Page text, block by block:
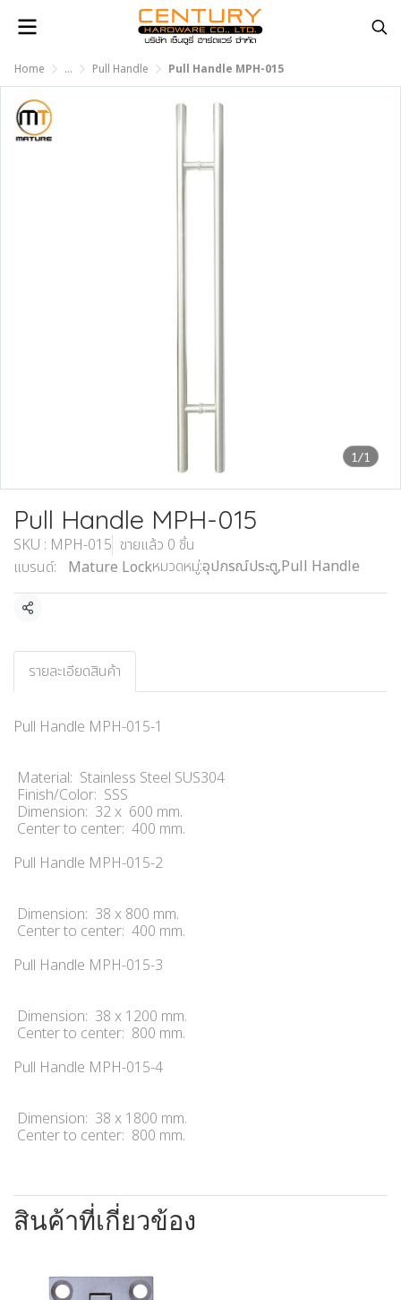
Home ... Pull Handle Pull Handle MPH-015
1/1
Pull Handle MPH-015
SKU : MPH-015 ขายแล้ว 0 ชิ้น
แบรนด์:
Mature Lockหมวดหมู่:อุปกรณ์ประตู,Pull Handle
แชร์
รายละเอียดสินค้า
Pull Handle MPH-015-1
Material: Stainless Steel SUS304
Finish/Color: SSS
Dimension: 32 x 600 mm.
Center to center: 400 mm.
Pull Handle MPH-015-2
Dimension: 38 x 800 mm.
Center to center: 400 mm.
Pull Handle MPH-015-3
Dimension: 38 x 1200 mm.
Center to center: 800 mm.
Pull Handle MPH-015-4
Dimension: 38 x 1800 mm.
Center to center: 800 mm.
สินค้าที่เกี่ยวข้อง